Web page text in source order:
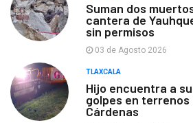
Suman dos
cantera de
sin permisos
03 de Agosto 2026
TLAXCALA
Hijo encuentra a
golpes en terrenos
Cárdenas